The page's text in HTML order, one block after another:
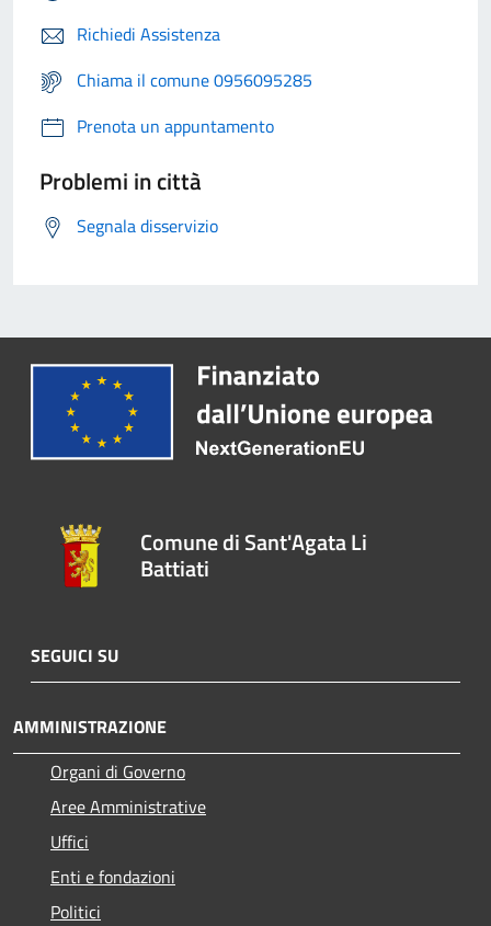
Richiedi Assistenza
Chiama il comune 0956095285
Prenota un appuntamento
Problemi in città
Segnala disservizio
Comune di Sant'Agata Li
Battiati
SEGUICI SU
AMMINISTRAZIONE
Organi di Governo
Aree Amministrative
Uffici
Enti e fondazioni
Politici